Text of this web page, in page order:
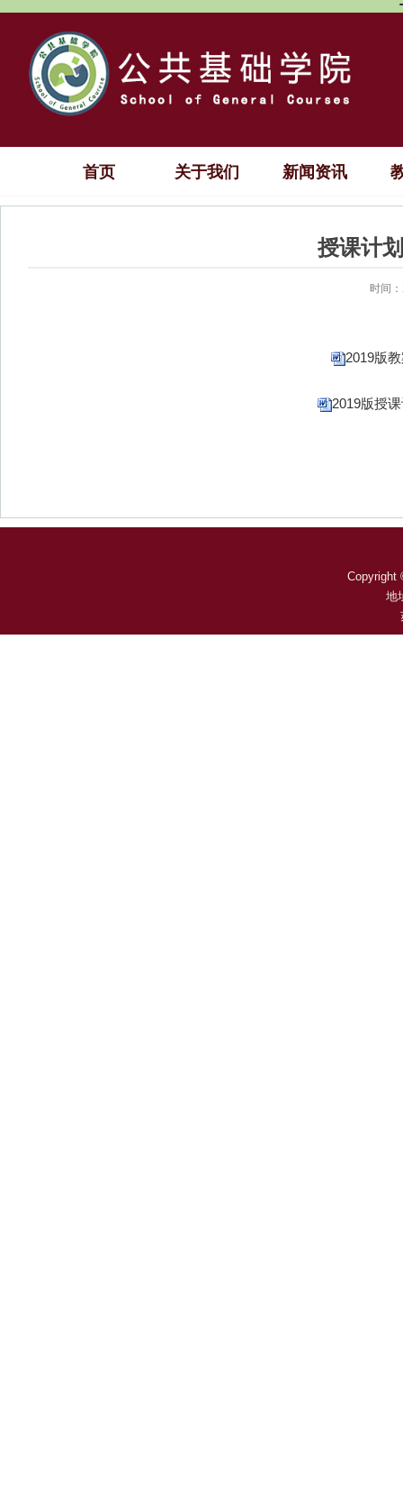
首页 关于我们 新闻资讯
授课计
时间
2019版
2019版授
Copyright
地